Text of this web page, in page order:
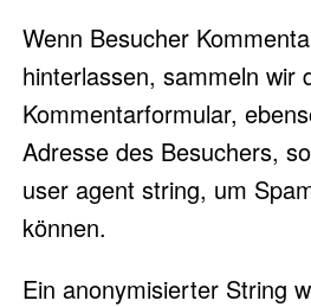
Wenn Besucher
hinterlassen, sammeln wir
Kommentarformular,
Adresse des Besuchers,
user agent string, um
können.
Ein anonymisierter String